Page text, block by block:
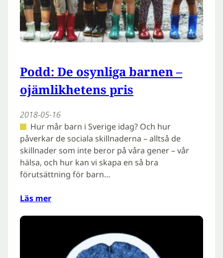
Podd: De osynliga barnen –
ojämlikhetens pris
2018-05-16
Hur mår barn i Sverige idag? Och hur
påverkar de sociala skillnaderna – alltså de
skillnader som inte beror på våra gener – vår
hälsa, och hur kan vi skapa en så bra
förutsättning för barn…
Läs mer